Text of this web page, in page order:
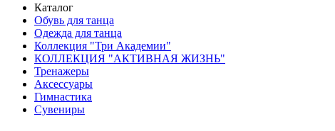
Каталог
Обувь для танца
Одежда для танца
Коллекция "Три Академии"
КОЛЛЕКЦИЯ "АКТИВНАЯ ЖИЗНЬ"
Тренажеры
Аксессуары
Гимнастика
Сувениры